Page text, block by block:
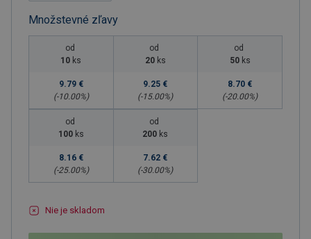
Množstevné zľavy
od
10 ks
9.79 €
(-10.00%)
od
20 ks
9.25 €
(-15.00%)
od
50 ks
8.70 €
(-20.00%)
od
100 ks
8.16 €
(-25.00%)
od
200 ks
7.62 €
(-30.00%)
Nie je skladom